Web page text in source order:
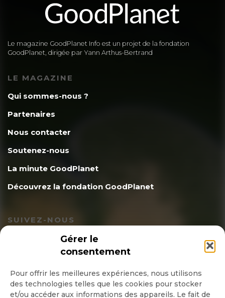
Gérer le
consentement
Pour offrir les meilleures expériences, nous utilisons
des technologies telles que les cookies pour stocker
et/ou accéder aux informations des appareils. Le fait de
Le magazine GoodPlanet Info est un projet de la fondation
GoodPlanet, dirigée par Yann Arthus-Bertrand
LE MAGAZINE
Qui sommes-nous ?
Partenaires
Nous contacter
Soutenez-nous
La minute GoodPlanet
Découvrez la fondation GoodPlanet
SUIVEZ-NOUS